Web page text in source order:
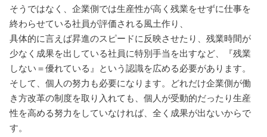
そうではなく、企業側では生産性が高く残業をせずに仕事を
終わらせている社員が評価される風土作り、
具体的に言えば昇進のスピードに反映させたり、残業時間が
少なく成果を出している社員に特別手当を出すなど、『残業
しない＝優れている』という認識を広める必要があります。
そして、個人の努力も必要になります。どれだけ企業側が働
き方改革の制度を取り入れても、個人が受動的だったり生産
性を高める努力をしていなければ、全く成果が出ないからで
す。